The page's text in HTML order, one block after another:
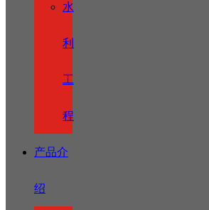
水
利
工
程
产品介
绍